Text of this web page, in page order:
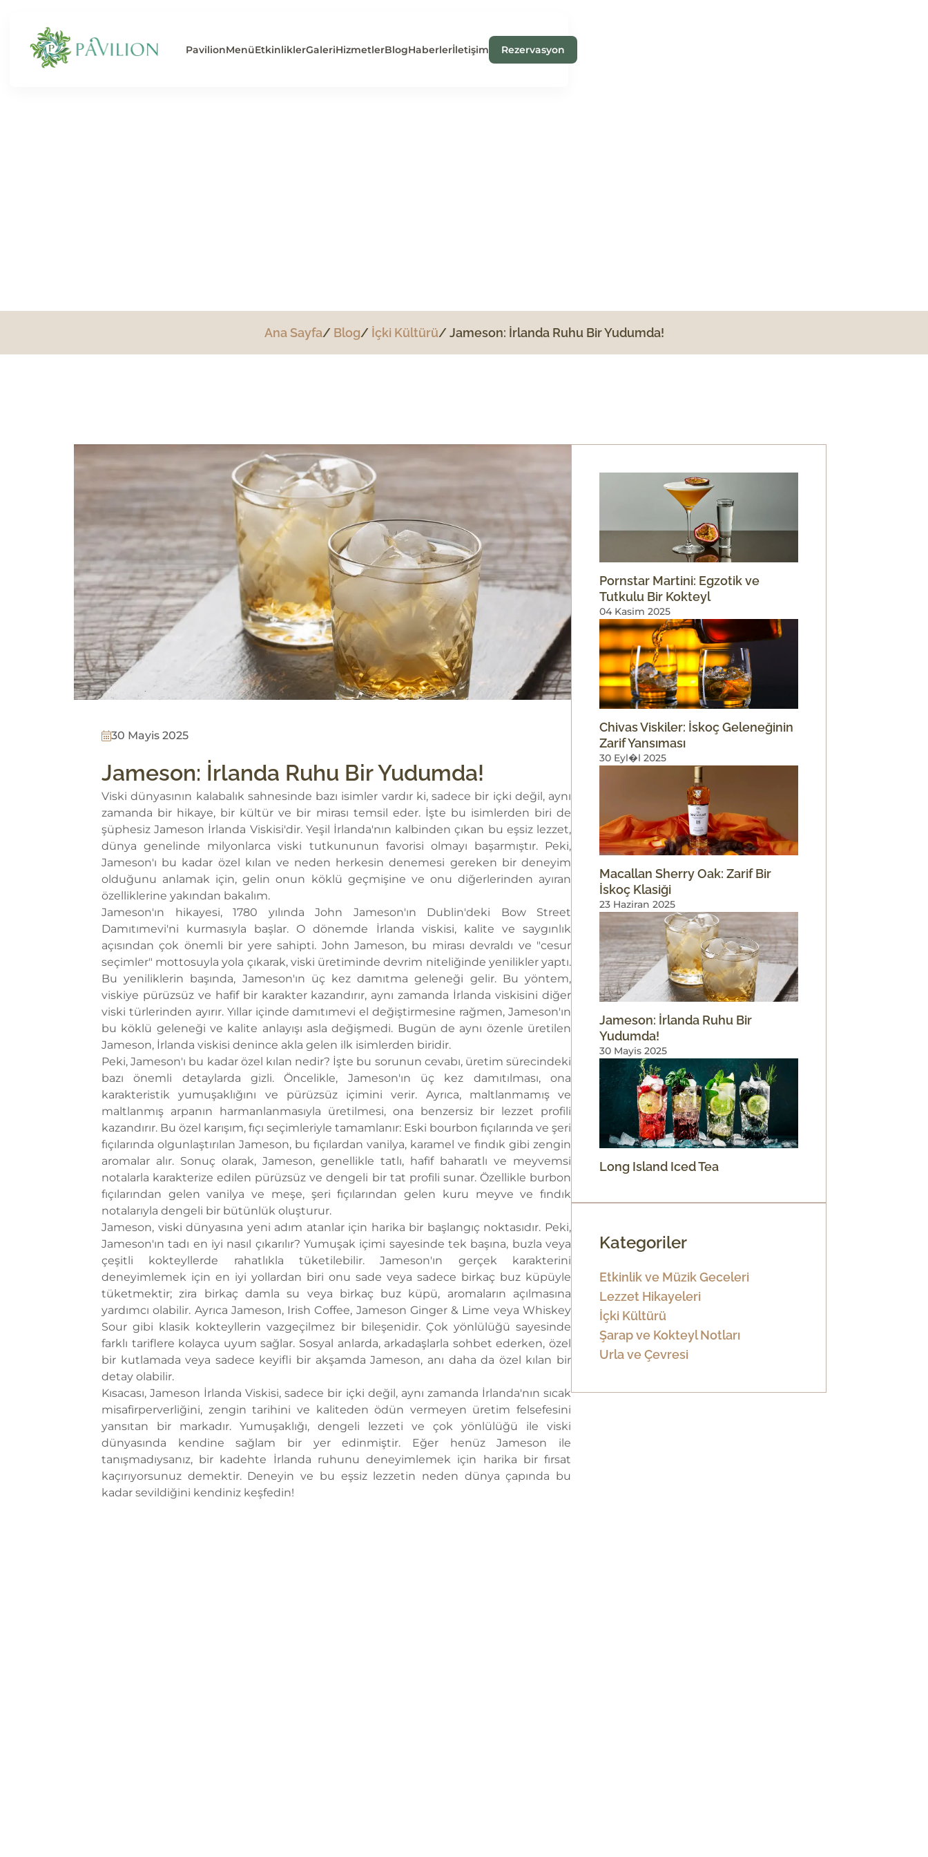
PavilionMenüEtkinliklerGaleriHizmetlerBlogHaberlerİletişim Rezervasyon
Ana Sayfa Blog İçki Kültürü Jameson: İrlanda Ruhu Bir Yudumda!
30 Mayis 2025
Jameson: İrlanda Ruhu Bir Yudumda!
Viski dünyasının kalabalık sahnesinde bazı isimler vardır ki, sadece bir içki değil, aynı
zamanda bir hikaye, bir kültür ve bir mirası temsil eder. İşte bu isimlerden biri de
şüphesiz Jameson İrlanda Viskisi'dir. Yeşil İrlanda'nın kalbinden çıkan bu eşsiz lezzet,
dünya genelinde milyonlarca viski tutkununun favorisi olmayı başarmıştır. Peki,
Jameson'ı bu kadar özel kılan ve neden herkesin denemesi gereken bir deneyim
olduğunu anlamak için, gelin onun köklü geçmişine ve onu diğerlerinden ayıran
özelliklerine yakından bakalım.
Jameson'ın hikayesi, 1780 yılında John Jameson'ın Dublin'deki Bow Street
Damıtımevi'ni kurmasıyla başlar. O dönemde İrlanda viskisi, kalite ve saygınlık
açısından çok önemli bir yere sahipti. John Jameson, bu mirası devraldı ve "cesur
seçimler" mottosuyla yola çıkarak, viski üretiminde devrim niteliğinde yenilikler yaptı.
Bu yeniliklerin başında, Jameson'ın üç kez damıtma geleneği gelir. Bu yöntem,
viskiye pürüzsüz ve hafif bir karakter kazandırır, aynı zamanda İrlanda viskisini diğer
viski türlerinden ayırır. Yıllar içinde damıtımevi el değiştirmesine rağmen, Jameson'ın
bu köklü geleneği ve kalite anlayışı asla değişmedi. Bugün de aynı özenle üretilen
Jameson, İrlanda viskisi denince akla gelen ilk isimlerden biridir.
Peki, Jameson'ı bu kadar özel kılan nedir? İşte bu sorunun cevabı, üretim sürecindeki
bazı önemli detaylarda gizli. Öncelikle, Jameson'ın üç kez damıtılması, ona
karakteristik yumuşaklığını ve pürüzsüz içimini verir. Ayrıca, maltlanmamış ve
maltlanmış arpanın harmanlanmasıyla üretilmesi, ona benzersiz bir lezzet profili
kazandırır. Bu özel karışım, fıçı seçimleriyle tamamlanır: Eski bourbon fıçılarında ve şeri
fıçılarında olgunlaştırılan Jameson, bu fıçılardan vanilya, karamel ve fındık gibi zengin
aromalar alır. Sonuç olarak, Jameson, genellikle tatlı, hafif baharatlı ve meyvemsi
notalarla karakterize edilen pürüzsüz ve dengeli bir tat profili sunar. Özellikle burbon
fıçılarından gelen vanilya ve meşe, şeri fıçılarından gelen kuru meyve ve fındık
notalarıyla dengeli bir bütünlük oluşturur.
Jameson, viski dünyasına yeni adım atanlar için harika bir başlangıç noktasıdır. Peki,
Jameson'ın tadı en iyi nasıl çıkarılır? Yumuşak içimi sayesinde tek başına, buzla veya
çeşitli kokteyllerde rahatlıkla tüketilebilir. Jameson'ın gerçek karakterini
deneyimlemek için en iyi yollardan biri onu sade veya sadece birkaç buz küpüyle
tüketmektir; zira birkaç damla su veya birkaç buz küpü, aromaların açılmasına
yardımcı olabilir. Ayrıca Jameson, Irish Coffee, Jameson Ginger & Lime veya Whiskey
Sour gibi klasik kokteyllerin vazgeçilmez bir bileşenidir. Çok yönlülüğü sayesinde
farklı tariflere kolayca uyum sağlar. Sosyal anlarda, arkadaşlarla sohbet ederken, özel
bir kutlamada veya sadece keyifli bir akşamda Jameson, anı daha da özel kılan bir
detay olabilir.
Kısacası, Jameson İrlanda Viskisi, sadece bir içki değil, aynı zamanda İrlanda'nın sıcak
misafirperverliğini, zengin tarihini ve kaliteden ödün vermeyen üretim felsefesini
yansıtan bir markadır. Yumuşaklığı, dengeli lezzeti ve çok yönlülüğü ile viski
dünyasında kendine sağlam bir yer edinmiştir. Eğer henüz Jameson ile
tanışmadıysanız, bir kadehte İrlanda ruhunu deneyimlemek için harika bir fırsat
kaçırıyorsunuz demektir. Deneyin ve bu eşsiz lezzetin neden dünya çapında bu
kadar sevildiğini kendiniz keşfedin!
Pornstar Martini: Egzotik ve
Tutkulu Bir Kokteyl
04 Kasim 2025
Chivas Viskiler: İskoç Geleneğinin
Zarif Yansıması
30 Eyl�l 2025
Macallan Sherry Oak: Zarif Bir
İskoç Klasiği
23 Haziran 2025
Jameson: İrlanda Ruhu Bir
Yudumda!
30 Mayis 2025
Long Island Iced Tea
Kategoriler
Etkinlik ve Müzik Geceleri
Lezzet Hikayeleri
İçki Kültürü
Şarap ve Kokteyl Notları
Urla ve Çevresi